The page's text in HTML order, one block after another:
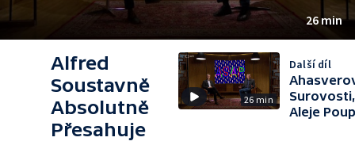
26 min
Alfred
Soustavně
Absolutně
Přesahuje
26 min
Další díl
Surovosti,
Aleje